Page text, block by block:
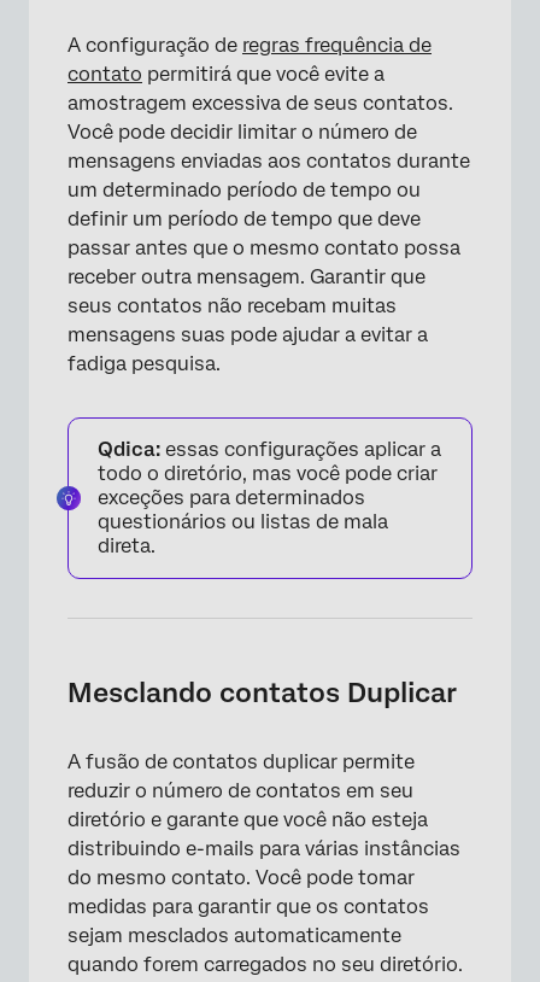
A configuração de regras frequência de
contato permitirá que você evite a
amostragem excessiva de seus contatos.
Você pode decidir limitar o número de
mensagens enviadas aos contatos durante
um determinado período de tempo ou
definir um período de tempo que deve
passar antes que o mesmo contato possa
receber outra mensagem. Garantir que
seus contatos não recebam muitas
mensagens suas pode ajudar a evitar a
fadiga pesquisa.
Qdica: essas configurações aplicar a
todo o diretório, mas você pode criar
exceções para determinados
questionários ou listas de mala
direta.
Mesclando contatos Duplicar
A fusão de contatos duplicar permite
reduzir o número de contatos em seu
diretório e garante que você não esteja
distribuindo e-mails para várias instâncias
do mesmo contato. Você pode tomar
medidas para garantir que os contatos
sejam mesclados automaticamente
quando forem carregados no seu diretório.